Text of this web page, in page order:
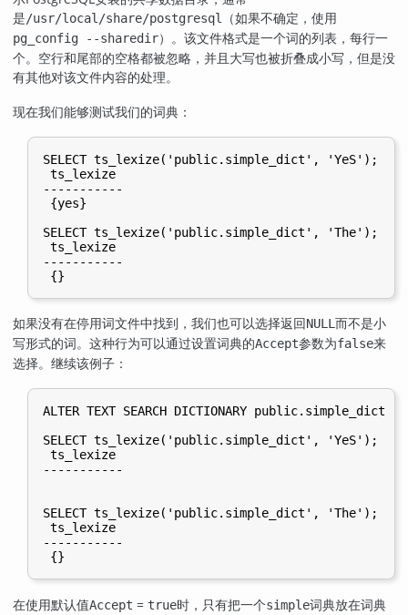
是/usr/local/share/postgresql （如果不确定，使用
pg_config --sharedir）。该文件格式是一个词的列表，每行一
个。空行和尾部的空格都被忽略，并且大写也被折叠成小写，但是没
有其他对该文件内容的处理。
现在我们能够测试我们的词典：
SELECT ts_lexize('public.simple_dict', 'YeS');
ts_lexize
-----------
{yes}
SELECT ts_lexize('public.simple_dict', 'The');
ts_lexize
-----------
如果没有在停用词文件中找到，我们也可以选择返回NULL而不是小
写形式的词。这种行为可以通过设置词典的Accept参数为false来
选择。继续该例子：
ALTER TEXT SEARCH DICTIONARY
SELECT ts_lexize('public.simple_dict', 'YeS');
ts_lexize
-----------
SELECT ts_lexize('public.simple_dict', 'The');
ts_lexize
-----------
在使用默认值Accept = true时，只有把一个simple词典放在词典